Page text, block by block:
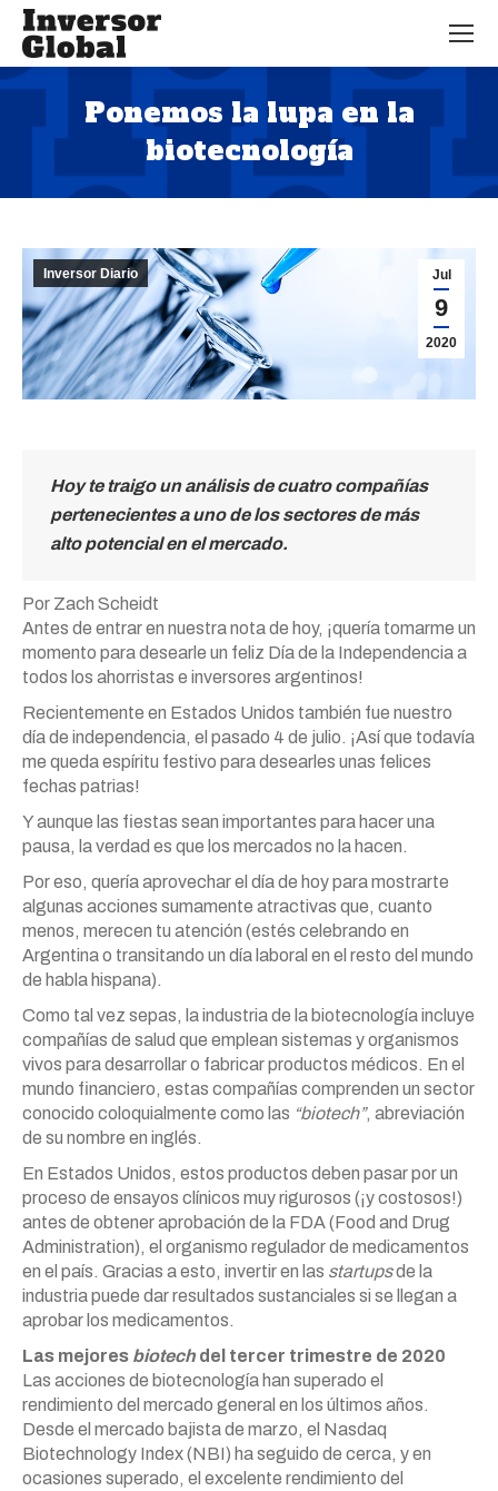
Ponemos la lupa en la
biotecnología
Estás aquí:
Jul
9
2020
Inversor Diario
Hoy te traigo un análisis de cuatro compañías
pertenecientes a uno de los sectores de más
alto potencial en el mercado.
Por Zach Scheidt
Antes de entrar en nuestra nota de hoy, ¡quería tomarme un
momento para desearle un feliz Día de la Independencia a
todos los ahorristas e inversores argentinos!
Recientemente en Estados Unidos también fue nuestro
día de independencia, el pasado 4 de julio. ¡Así que todavía
me queda espíritu festivo para desearles unas felices
fechas patrias!
Y aunque las fiestas sean importantes para hacer una
pausa, la verdad es que los mercados no la hacen.
Por eso, quería aprovechar el día de hoy para mostrarte
algunas acciones sumamente atractivas que, cuanto
menos, merecen tu atención (estés celebrando en
Argentina o transitando un día laboral en el resto del mundo
de habla hispana).
Como tal vez sepas, la industria de la biotecnología incluye
compañías de salud que emplean sistemas y organismos
vivos para desarrollar o fabricar productos médicos. En el
mundo financiero, estas compañías comprenden un sector
conocido coloquialmente como las “biotech”, abreviación
de su nombre en inglés.
En Estados Unidos, estos productos deben pasar por un
proceso de ensayos clínicos muy rigurosos (¡y costosos!)
antes de obtener aprobación de la FDA (Food and Drug
Administration), el organismo regulador de medicamentos
en el país. Gracias a esto, invertir en las startupsde la
industria puede dar resultados sustanciales si se llegan a
aprobar los medicamentos.
Las mejores biotechdel tercer trimestre de 2020
Las acciones de biotecnología han superado el
rendimiento del mercado general en los últimos años.
Desde el mercado bajista de marzo, el Nasdaq
Biotechnology Index (NBI) ha seguido de cerca, y en
ocasiones superado, el excelente rendimiento del